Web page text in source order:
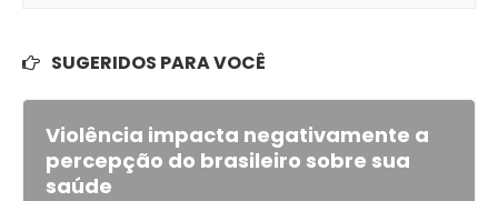
SUGERIDOS PARA VOCÊ
Violência impacta negativamente a
percepção do brasileiro sobre sua
saúde